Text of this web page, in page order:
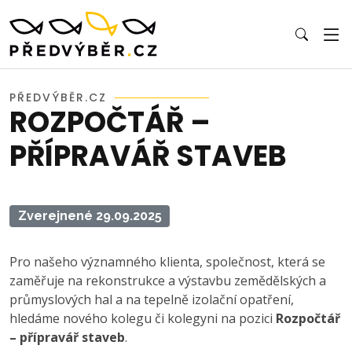
PŘEDVÝBĚR.CZ
ROZPOČTÁŘ –
PŘÍPRAVÁŘ STAVEB
Zverejnené 29.09.2025
Pro našeho významného klienta, společnost, která se
zaměřuje na rekonstrukce a výstavbu zemědělských a
průmyslových hal a na tepelně izolační opatření,
hledáme nového kolegu či kolegyni na pozici Rozpočtář
– přípravář staveb.